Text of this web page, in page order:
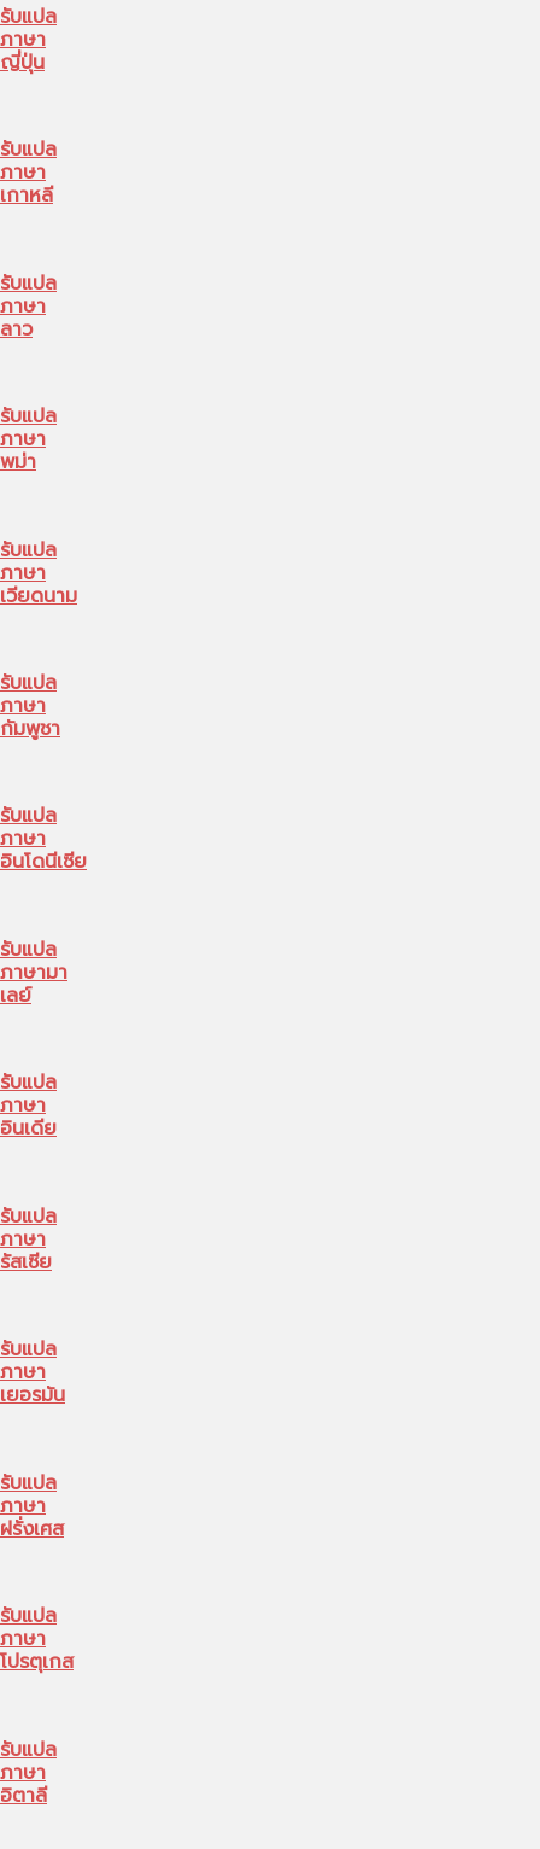
รับแปล
ภาษา
ญี่ปุ่น
รับแปล
ภาษา
เกาหลี
รับแปล
ภาษา
ลาว
รับแปล
ภาษา
พม่า
รับแปล
ภาษา
เวียดนาม
รับแปล
ภาษา
กัมพูชา
รับแปล
ภาษา
อินโดนีเซีย
รับแปล
ภาษามา
เลย์
รับแปล
ภาษา
อินเดีย
รับแปล
ภาษา
รัสเซีย
รับแปล
ภาษา
เยอรมัน
รับแปล
ภาษา
ฝรั่งเศส
รับแปล
ภาษา
โปรตุเกส
รับแปล
ภาษา
อิตาลี